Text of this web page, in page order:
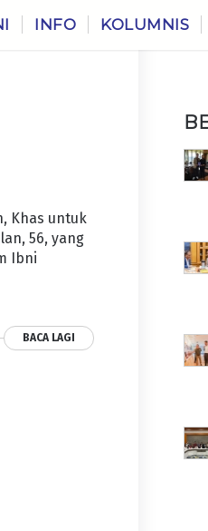
INFO KOLUMNIS
Khas untuk
56, yang
Ibni
BACA LAGI